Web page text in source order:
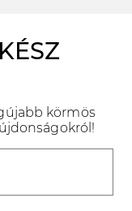
körmös